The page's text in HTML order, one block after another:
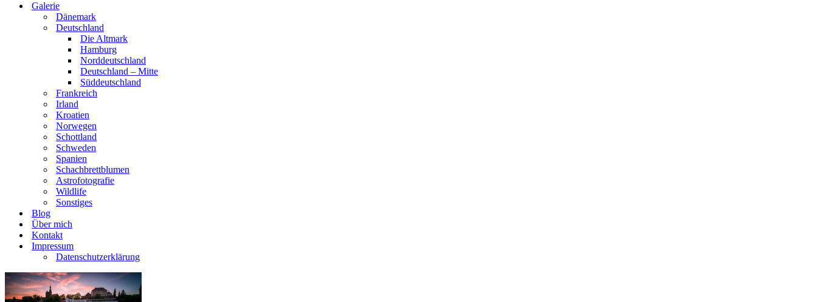
Galerie
Dänemark
Deutschland
Die Altmark
Hamburg
Norddeutschland
Deutschland – Mitte
Süddeutschland
Frankreich
Irland
Kroatien
Norwegen
Schottland
Schweden
Spanien
Schachbrettblumen
Astrofotografie
Wildlife
Sonstiges
Blog
Über mich
Kontakt
Impressum
Datenschutzerklärung